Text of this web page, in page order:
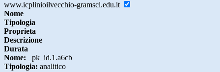
www.icplinioilvecchio-gramsci.edu.it
Nome
Tipologia
Proprieta
Descrizione
Durata
Nome: _pk_id.1.a6cb
Tipologia: analitico